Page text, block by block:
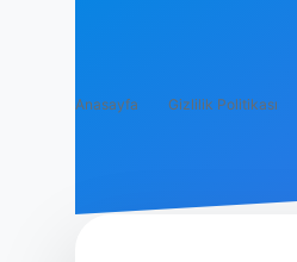
Anasayfa Gizlilik Politikası